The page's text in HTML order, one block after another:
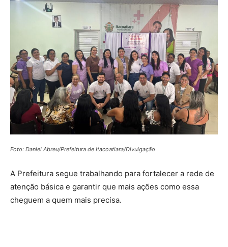
Foto: Daniel Abreu/Prefeitura de Itacoatiara/Divulgação
A Prefeitura segue trabalhando para fortalecer a rede de
atenção básica e garantir que mais ações como essa
cheguem a quem mais precisa.